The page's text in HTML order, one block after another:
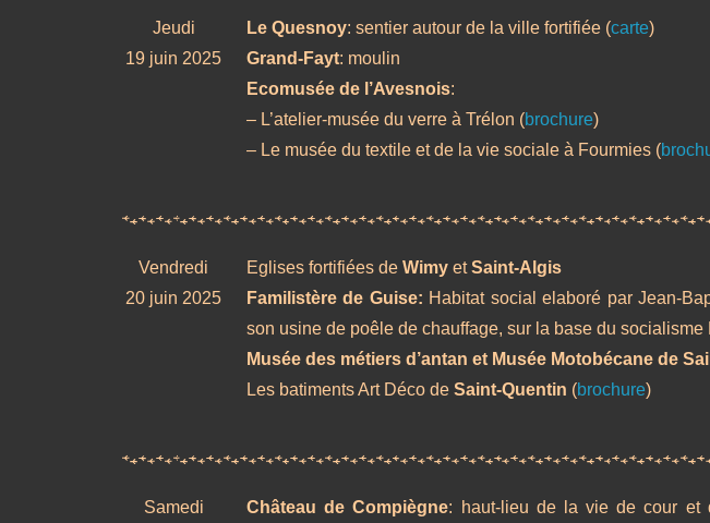
Jeudi
19 juin 2025
Le Quesnoy: sentier autour de la ville fortifiée (carte)
Grand-Fayt: moulin
Ecomusée de l’Avesnois:
– L’atelier-musée du verre à Trélon (brochure)
– Le musée du textile et de la vie sociale à Fourmies (
Vendredi
20 juin 2025
Eglises fortifiées de Wimy etSaint-Algis
Familistère de Guise: Habitat social elaboré par Jean-
son usine de poêle de chauffage, sur la base du socialisme
Musée des métiers d’antan et Musée Motobécane de
Les batiments Art Déco de Saint-Quentin (brochure)
Samedi Château de Compiègne: haut-lieu de la vie de cour et